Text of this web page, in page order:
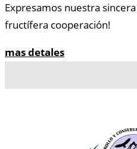
Expresamos nuestra
fructífera cooperación!
mas detales